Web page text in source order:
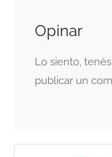
Opinar
Lo siento,
publicar un